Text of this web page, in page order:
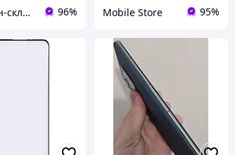
Магазин-склад "Mobile 112" - запчасти для телефонов и планшетов. Доставка по Украине 96% Mobile Store 95%